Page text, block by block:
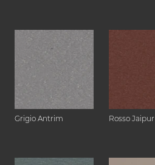
Grigio Antrim Rosso Jaipur